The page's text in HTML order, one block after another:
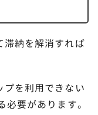
滞納を解消すれば
プを利用できない
要があります。